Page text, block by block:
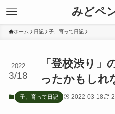
みどペ
ホーム 日記 子、育って日記
「登校渋り
ったかもしれ
2022
3/18
子、育って日記 2022-03-18